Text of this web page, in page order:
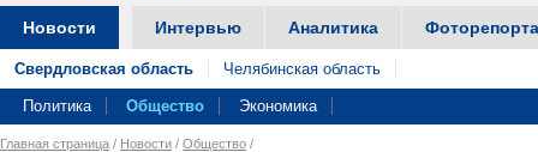
Новости Интервью Аналитика
Свердловская область Челябинская область
Политика Общество Экономика
Главная страница / Новости / Общество /